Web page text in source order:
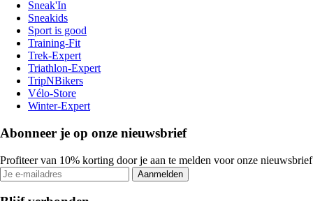
Sneak'In
Sneakids
Sport is good
Training-Fit
Trek-Expert
Triathlon-Expert
TripNBikers
Vélo-Store
Winter-Expert
Abonneer je op onze nieuwsbrief
Profiteer van 10% korting door je aan te melden voor onze nieuwsbrief
Aanmelden